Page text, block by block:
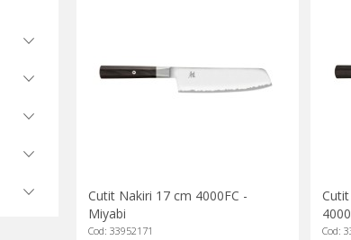
Cutit Nakiri 17 cm 4000FC -
Miyabi
Cod: 33952171 Cod: